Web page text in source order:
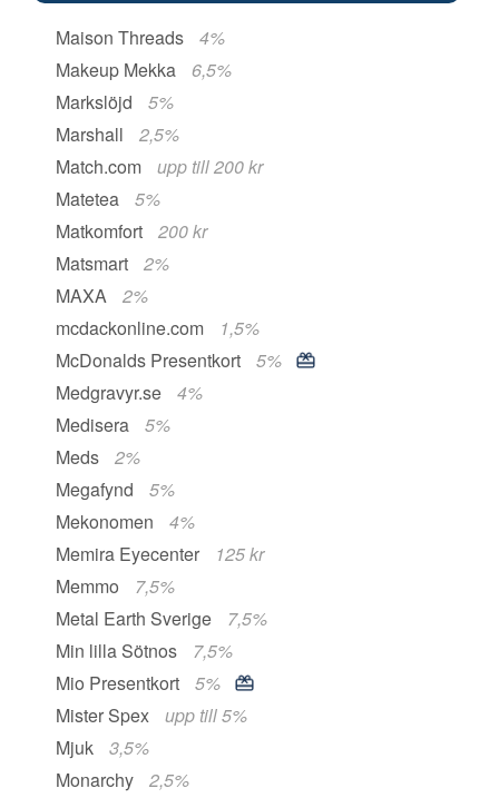
Maison Threads
4%
Makeup Mekka
6,5%
Markslöjd
5%
Marshall
2,5%
Match.com
upp till 200 kr
Matetea
5%
Matkomfort
200 kr
Matsmart
2%
MAXA
2%
mcdackonline.com
1,5%
McDonalds Presentkort
5%
Medgravyr.se
4%
Medisera
5%
Meds
2%
Megafynd
5%
Mekonomen
4%
Memira Eyecenter
125 kr
Memmo
7,5%
Metal Earth Sverige
7,5%
Min lilla Sötnos
7,5%
Mio Presentkort
5%
Mister Spex
upp till 5%
Mjuk
3,5%
Monarchy
2,5%